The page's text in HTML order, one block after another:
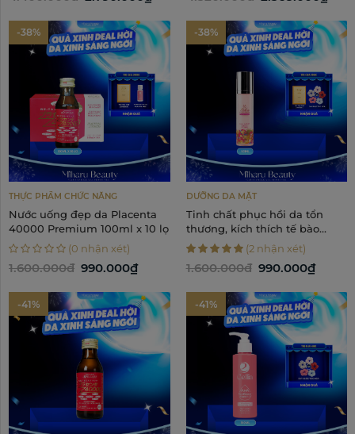
-38%
THỰC PHẨM CHỨC NĂNG
Nước uống đẹp da Placenta
40000 Premium 100ml x 10 lọ
(0 nhận xét)
1.600.000đ 990.000₫
-38%
DƯỠNG DA MẶT
Tinh chất phục hồi da tổn
thương, kích thích tế bào
mầm - Lilica Sweet Serum
Silky Face Essence 50ml
(2 nhận xét)
1.600.000đ 990.000₫
-41% -41%